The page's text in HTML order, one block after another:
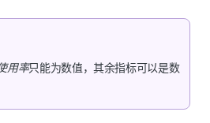
击上传 MIB，请在上传 MIB 页面
数器。
用率只能为数值，其余指标可以是数